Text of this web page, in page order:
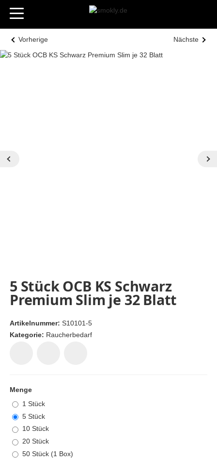
Vorherige Nächste
5 Stück OCB KS Schwarz
Premium Slim je 32 Blatt
Artikelnummer: S10101-5
Kategorie: Raucherbedarf
Menge
1 Stück
5 Stück
10 Stück
20 Stück
50 Stück (1 Box)